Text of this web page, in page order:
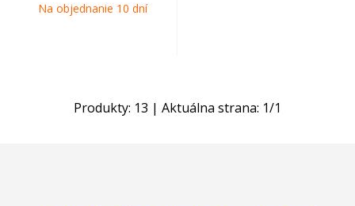
Na objednanie 10 dní
Produkty: 13 | Aktuálna strana: 1/1